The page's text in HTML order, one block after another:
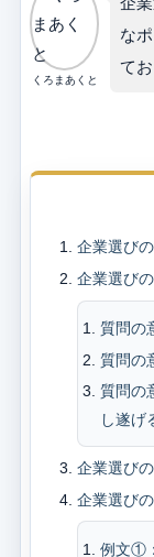
くろまあくと
な
て
企業選び
企業選び
質問の
質問の
質問の
し遂げ
企業選び
企業選び
例文①